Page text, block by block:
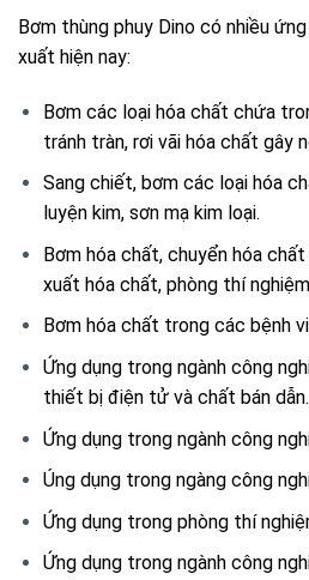
Bơm thùng phuy Dino có nhiều
xuất hiện nay:
Bơm các loại hóa chất chứa
tránh tràn, rơi vãi hóa chất gây
Sang chiết, bơm các loại hóa
luyện kim, sơn mạ kim loại.
Bơm hóa chất, chuyển hóa
xuất hóa chất, phòng thí
Bơm hóa chất trong các bệnh
Ứng dụng trong ngành công
thiết bị điện tử và chất bán dẫn.
Ứng dụng trong ngành công
Úng dụng trong ngàng công
Ứng dụng trong phòng thí
Ứng dụng trong ngành công